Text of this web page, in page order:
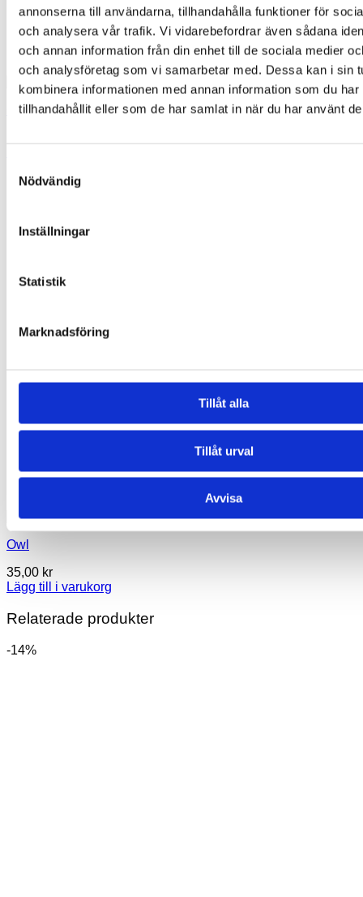
annonserna till användarna, tillhandahålla funktioner för
och analysera vår trafik. Vi vidarebefordrar även sådana
och annan information från din enhet till de sociala medier
och analysföretag som vi samarbetar med. Dessa kan i sin
kombinera informationen med annan information som du har
tillhandahållit eller som de har samlat in när du har använt
Nödvändig
Inställningar
Statistik
Marknadsföring
Tillåt alla
Tillåt urval
Avvisa
Glasögonfodral – Guess How Much I Love You
Owl
35,00 kr
Lägg till i varukorg
Relaterade produkter
-14%